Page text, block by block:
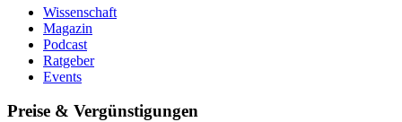
Wissenschaft
Magazin
Podcast
Ratgeber
Events
Preise & Vergünstigungen